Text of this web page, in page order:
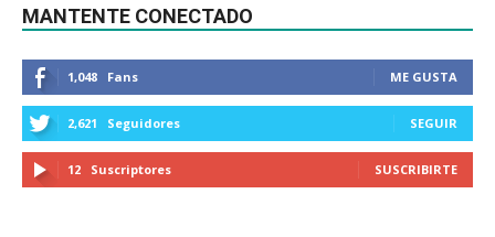
MANTENTE CONECTADO
1,048 Fans ME GUSTA
2,621 Seguidores SEGUIR
12 Suscriptores SUSCRIBIRTE